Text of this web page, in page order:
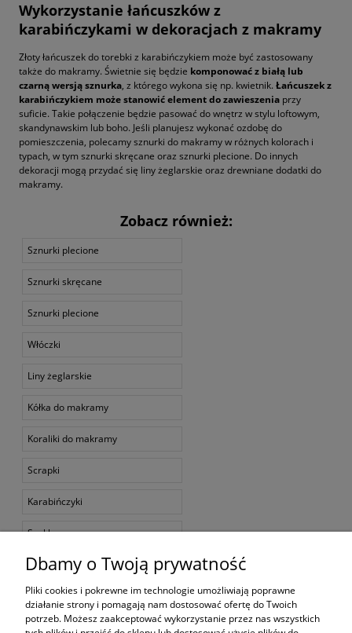
Wykorzystanie łańcuszków z
karabińczykami w dekoracjach z makramy
Złoty łańcuszek do torebki z karabińczykiem może być zastosowany
także do makramy. Świetnie się będzie komponować z białą lub
czarną wersją sznurka, z którego wykona się np. kwietnik. Łańcuszek z
karabińczykiem może stanowić element do zawieszenia przy
suficie. Takie połączenie będzie pasować do wnętrz w stylu loftowym,
skandynawskim lub boho. Jeśli planujesz wykonać ozdobę do
pomieszczenia, polecamysznurki do makramyw różnych kolorach i
typach, w tymsznurki skręcane oraz sznurki plecione. Do innych
dekoracji mogą przydać się liny żeglarskie oraz drewniane dodatki do
makramy.
Zobacz również:
Sznurki plecione
Sznurki skręcane
Sznurki plecione
Włóczki
Liny żeglarskie
Kółka do makramy
Koraliki do makramy
Scrapki
Karabińczyki
Szekle
Muliny
Zestawy do makramy
Moje konto
Dbamy o Twoją prywatność
Pliki cookies i pokrewne im technologie umożliwiają poprawne
działanie strony i pomagają nam dostosować ofertę do Twoich
potrzeb. Możesz zaakceptować wykorzystanie przez nas wszystkich